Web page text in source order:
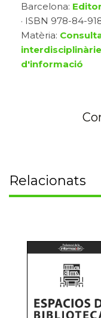
Barcelona:
· ISBN 978-84-
Matèria:
d'informació
Relacionats